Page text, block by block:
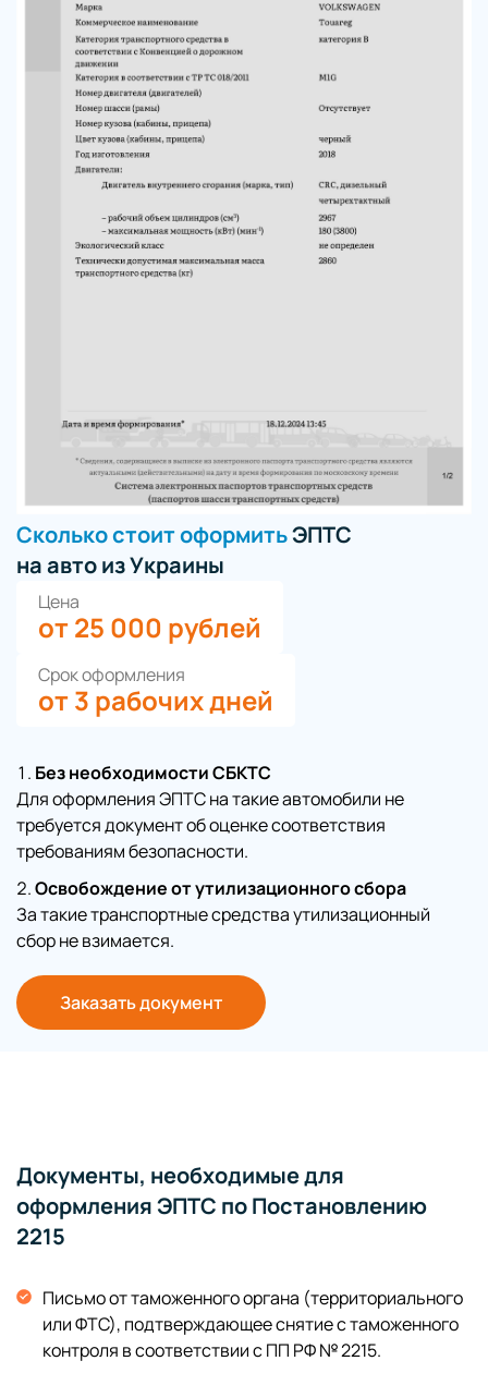
Сколько стоит оформитьЭПТС
на авто из Украины
Цена
от 25 000 рублей
Срок оформления
от 3 рабочих дней
Без необходимости СБКТС
Для оформления ЭПТС на такие автомобили не
требуется документ об оценке соответствия
требованиям безопасности.
Освобождение от утилизационного сбора
За такие транспортные средства утилизационный
сбор не взимается.
Заказать документ
Документы, необходимые для
оформления ЭПТС по Постановлению
2215
Письмо от таможенного органа (территориального
или ФТС), подтверждающее снятие с таможенного
контроля в соответствии с ПП РФ № 2215.